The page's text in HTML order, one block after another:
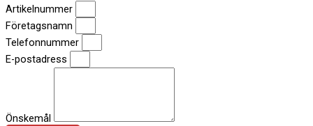
Artikelnummer
Företagsnamn
Telefonnummer
E-postadress
Önskemål